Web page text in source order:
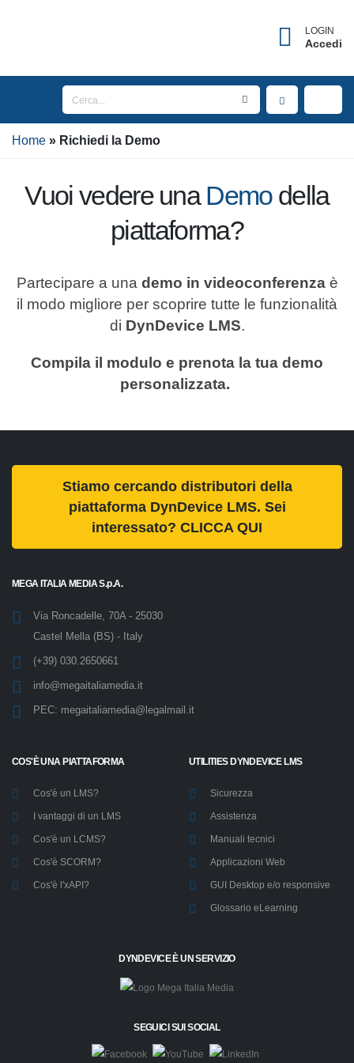
LOGIN
Accedi
Home Richiedi laDemo
Vuoi vedere unaDemodella
piattaforma?
Partecipare a unademo in videoconferenza
è il modo migliore per scoprire tutte le
funzionalità diDynDevice LMS
Compila il modulo e prenota la tua demo
personalizzata.
Stiamo cercando distributori della
piattaforma DynDevice LMS. Sei
interessato? CLICCA QUI
MEGA ITALIA MEDIA S.p.A.
Via Roncadelle, 70A - 25030
Castel Mella (BS) - Italy
(+39) 030.2650661
info@megaitaliamedia.it
PEC:megaitaliamedia@legalmail.it
COS'È UNA PIATTAFORMA
Cos'è un LMS?
I vantaggi di un LMS
Cos'è un LCMS?
Cos'è SCORM?
Cos'è l'xAPI?
UTILITIES DYNDEVICE LMS
Sicurezza
Assistenza
Manuali tecnici
Applicazioni Web
GUI Desktop e/o responsive
Glossario eLearning
DYNDEVICE È UN SERVIZIO
SEGUICI SUI SOCIAL